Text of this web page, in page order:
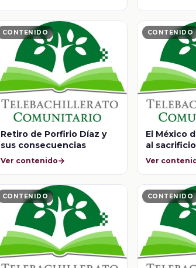
CONTENIDO
Retiro de Porfirio Díaz y
sus consecuencias
Ver contenido
CONTENIDO
El México
al
varias
Ver
CONTENIDO CONTENIDO